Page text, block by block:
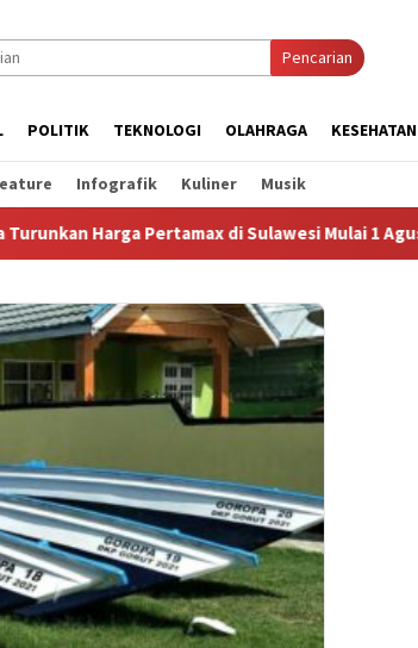
Pencarian
POLITIK TEKNOLOGI OLAHRAGA KESEHATAN
Infografik Kuliner Musik
Pertamax di Sulawesi Mulai 1 Agustus 2026